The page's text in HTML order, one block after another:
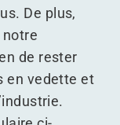
De plus,
notre
de rester
en vedette et